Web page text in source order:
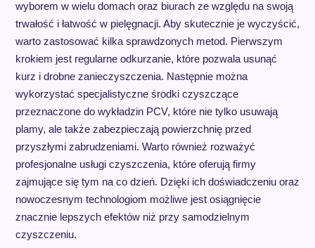
wyborem w wielu domach oraz biurach ze względu na swoją
trwałość i łatwość w pielęgnacji. Aby skutecznie je wyczyścić,
warto zastosować kilka sprawdzonych metod. Pierwszym
krokiem jest regularne odkurzanie, które pozwala usunąć
kurz i drobne zanieczyszczenia. Następnie można
wykorzystać specjalistyczne środki czyszczące
przeznaczone do wykładzin PCV, które nie tylko usuwają
plamy, ale także zabezpieczają powierzchnię przed
przyszłymi zabrudzeniami. Warto również rozważyć
profesjonalne usługi czyszczenia, które oferują firmy
zajmujące się tym na co dzień. Dzięki ich doświadczeniu oraz
nowoczesnym technologiom możliwe jest osiągnięcie
znacznie lepszych efektów niż przy samodzielnym
czyszczeniu.